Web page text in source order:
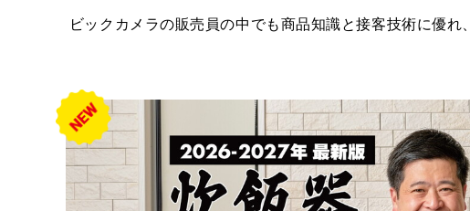
ビックカメラの販売員の中でも商品知識と接客技術に優